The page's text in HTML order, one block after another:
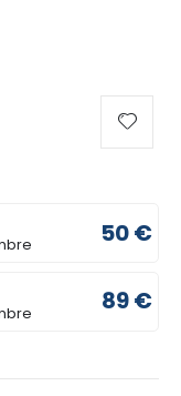
50 €
89 €